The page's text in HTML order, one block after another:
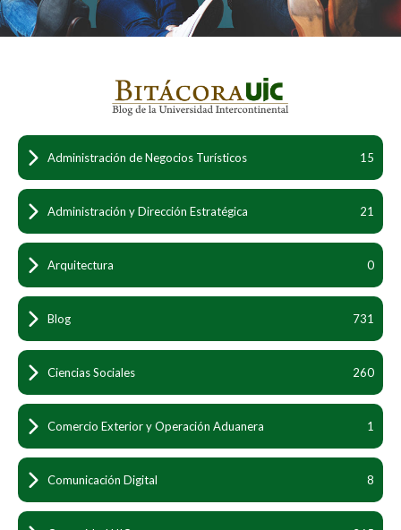
Administración de Negocios Turísticos 15
Administración y Dirección Estratégica 21
Arquitectura 0
Blog 731
Ciencias Sociales 260
Comercio Exterior y Operación Aduanera 1
Comunicación Digital 8